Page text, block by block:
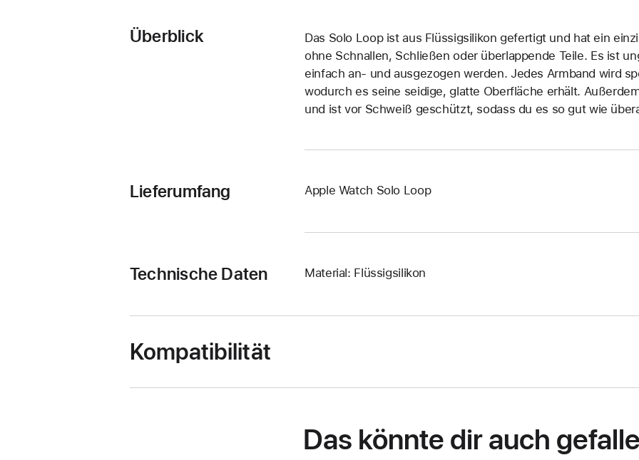
Überblick
Das Solo Loop ist aus Flüssigsilikon gefertigt und hat ein
ohne Schnallen, Schließen oder überlappende Teile. Es ist
einfach an‑ und ausgezogen werden. Jedes Armband wird
wodurch es seine seidige, glatte Oberfläche erhält.
und ist vor Schweiß geschützt, sodass du es so gut wie
Lieferumfang Apple Watch Solo Loop
Technische Daten Material: Flüssigsilikon
Kompatibilität
Das könnte dir auch